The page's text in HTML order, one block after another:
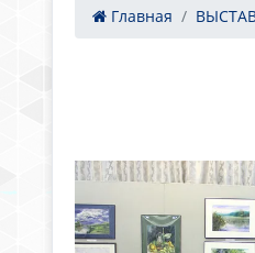
Главная